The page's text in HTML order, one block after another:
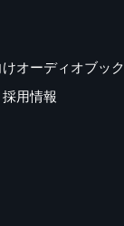
オーディオブック
採用情報